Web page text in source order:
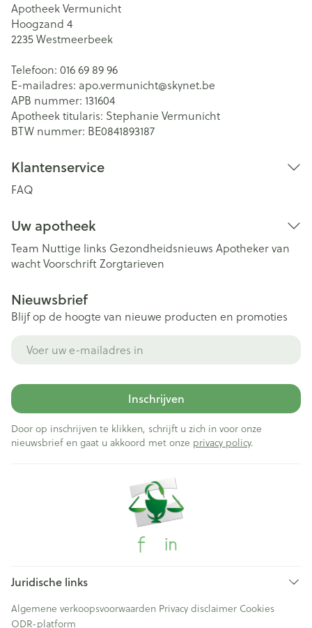
Apotheek Vermunicht
Hoogzand 4
2235Westmeerbeek
Telefoon: 016 69 89 96
E-mailadres: apo.vermunicht@skynet.be
APB nummer: 131604
Apotheek titularis: Stephanie Vermunicht
BTW nummer: BE0841893187
Klantenservice
FAQ
Uw apotheek
Team Nuttige links Gezondheidsnieuws Apotheker van
wachtVoorschriftZorgtarieven
Nieuwsbrief
Blijf op de hoogte van nieuwe producten en promoties
Inschrijven
Door op inschrijven te klikken, schrijft u zich in voor onze
nieuwsbrief en gaat u akkoord met onze privacy policy.
Juridische links
Algemene verkoopsvoorwaarden Privacy disclaimer Cookies
ODR-platform